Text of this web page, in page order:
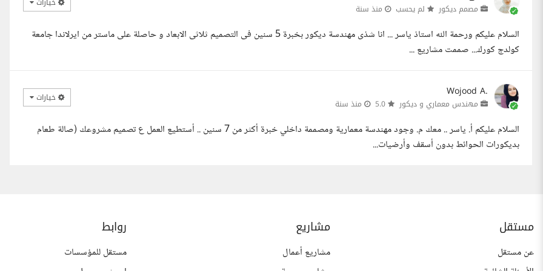
مصمم ديكور لم يحسب منذ سنة
السلام عليكم ورحمة الله استاذ ياسر ... انا شذى مهندسة ديكور بخبرة 5 سنين فى التصميم ثلاثى الابعاد و حاصلة على ماستر من ايرلاندا جامعة
كولدج كورك... صممت مشاريع ...
Wojood A.
مهندس معماري و ديكور منذ سنة خيارات
السلام عليكم أ. ياسر .. معك م. وجود مهندسة معمارية ومصممة داخلي خبرة أكثر من 7 سنين .. أستطيع العمل ع تصميم مشروعك (صالة طعام
بديكورات الحوائط بدون أسقف وأرضيات...
مستقل
عن مستقل
مشاريع
مشاريع أعمال
روابط
مستقل للمؤسسات